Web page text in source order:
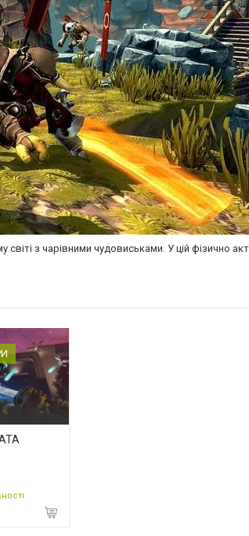
з чарівними чудовиськами. У цій фізично